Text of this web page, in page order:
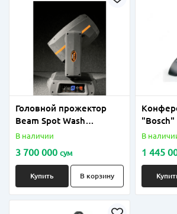
Головной прожектор
Beam Spot Wash
SHOWLIGHT MH350-BSW
В наличии
3 700 000 сум
Купить В корзину
"Bosch"
В
1 445